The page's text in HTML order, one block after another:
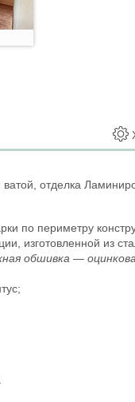
отделка
по периметру
изготовленной из
обшивка —